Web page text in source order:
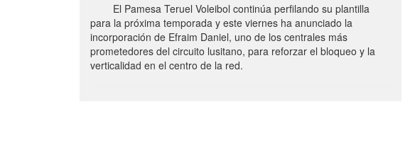
El Pamesa Teruel Voleibol continúa perfilando su plantilla
para la próxima temporada y este viernes ha anunciado la
incorporación de Efraim Daniel, uno de los centrales más
prometedores del circuito lusitano, para reforzar el bloqueo y la
verticalidad en el centro de la red.